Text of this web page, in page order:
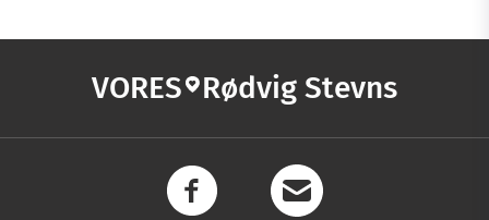
VORES Rødvig Stevns